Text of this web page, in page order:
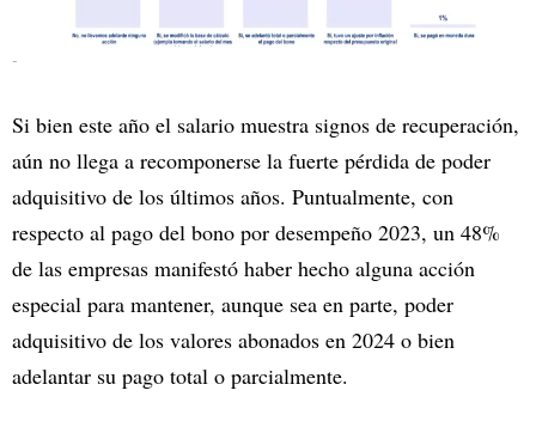
-
Si bien este año el salario muestra signos de recuperación,
aún no llega a recomponerse la fuerte pérdida de poder
adquisitivo de los últimos años. Puntualmente, con
respecto al pago del bono por desempeño 2023, un 48%
de las empresas manifestó haber hecho alguna acción
especial para mantener, aunque sea en parte, poder
adquisitivo de los valores abonados en 2024 o bien
adelantar su pago total o parcialmente.